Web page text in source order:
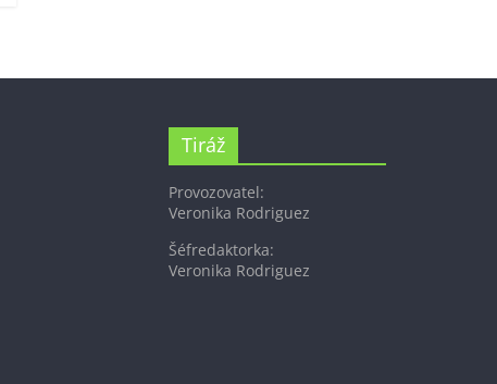
Tiráž
Provozovatel:
Veronika Rodriguez
Šéfredaktorka:
Veronika Rodriguez